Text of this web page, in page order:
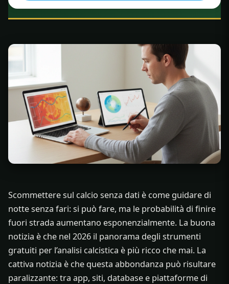
Scommettere sul calcio senza dati è come guidare di
notte senza fari: si può fare, ma le probabilità di finire
fuori strada aumentano esponenzialmente. La buona
notizia è che nel 2026 il panorama degli strumenti
gratuiti per l’analisi calcistica è più ricco che mai. La
cattiva notizia è che questa abbondanza può risultare
paralizzante: tra app, siti, database e piattaforme di